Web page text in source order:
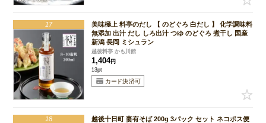
17
美味極上 料亭のだし 【 のどぐろ 白だし 】 化学調味料
無添加 出汁 だし しろ出汁 つゆ のどぐろ 煮干し 国産
新潟 長岡 ミシュラン
越後料亭 かも川館
1,404円
13pt
18
越後十日町 妻有そば 200g 3パック セット ネコポス便